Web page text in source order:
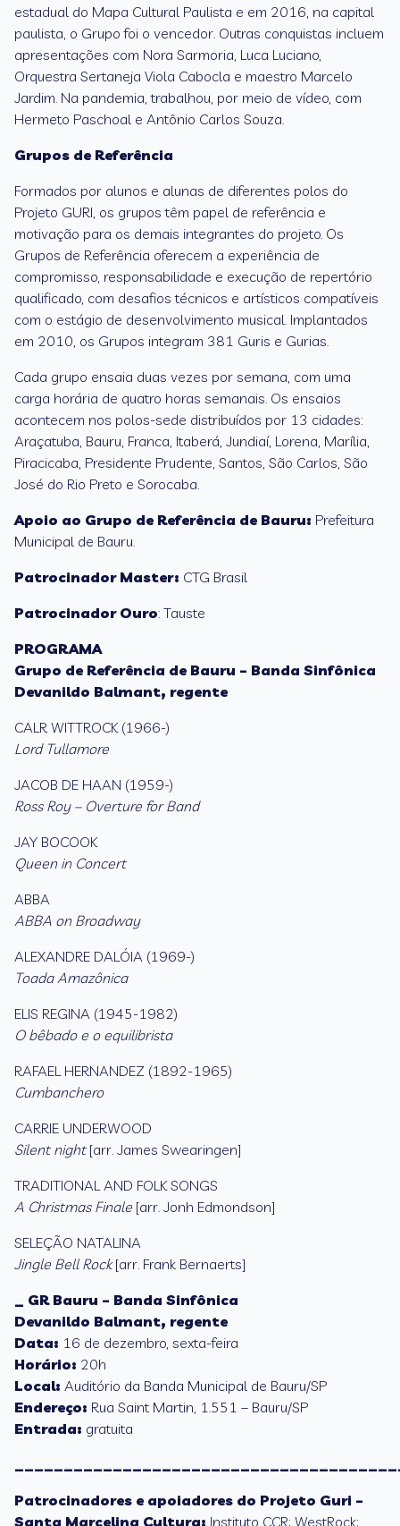
estadual do Mapa Cultural Paulista e em 2016, na capital
paulista, o Grupo foi o vencedor. Outras conquistas incluem
apresentações com Nora Sarmoria, Luca Luciano,
Orquestra Sertaneja Viola Cabocla e maestro Marcelo
Jardim. Na pandemia, trabalhou, por meio de vídeo, com
Hermeto Paschoal e Antônio Carlos Souza.
Grupos de Referência
Formados por alunos e alunas de diferentes polos do
Projeto GURI, os grupos têm papel de referência e
motivação para os demais integrantes do projeto. Os
Grupos de Referência oferecem a experiência de
compromisso, responsabilidade e execução de repertório
qualificado, com desafios técnicos e artísticos compatíveis
com o estágio de desenvolvimento musical. Implantados
em 2010, os Grupos integram 381 Guris e Gurias.
Cada grupo ensaia duas vezes por semana, com uma
carga horária de quatro horas semanais. Os ensaios
acontecem nos polos-sede distribuídos por 13 cidades:
Araçatuba, Bauru, Franca, Itaberá, Jundiaí, Lorena, Marília,
Piracicaba, Presidente Prudente, Santos, São Carlos, São
José do Rio Preto e Sorocaba.
Apoio ao Grupo de Referência de Bauru: Prefeitura
Municipal de Bauru.
Patrocinador Master: CTG Brasil
Patrocinador Ouro: Tauste
PROGRAMA
Grupo de Referência de Bauru – Banda Sinfônica
Devanildo Balmant, regente
CALR WITTROCK (1966-)
Lord Tullamore
JACOB DE HAAN (1959-)
Ross Roy – Overture for Band
JAY BOCOOK
Queen in Concert
ABBA
ABBA on Broadway
ALEXANDRE DALÓIA (1969-)
Toada Amazônica
ELIS REGINA (1945-1982)
O bêbado e o equilibrista
RAFAEL HERNANDEZ (1892-1965)
Cumbanchero
CARRIE UNDERWOOD
Silent night[arr. James Swearingen]
TRADITIONAL AND FOLK SONGS
A Christmas Finale [arr. Jonh Edmondson]
SELEÇÃO NATALINA
Jingle Bell Rock[arr. Frank Bernaerts]
_ GR Bauru – Banda Sinfônica
Devanildo Balmant, regente
Data: 16 de dezembro, sexta-feira
Horário: 20h
Local: Auditório da Banda Municipal de Bauru/SP
Endereço: Rua Saint Martin, 1.551 – Bauru/SP
Entrada: gratuita
Patrocinadores e apoiadores do Projeto Guri –
Santa Marcelina Cultura: Instituto CCR; WestRock;